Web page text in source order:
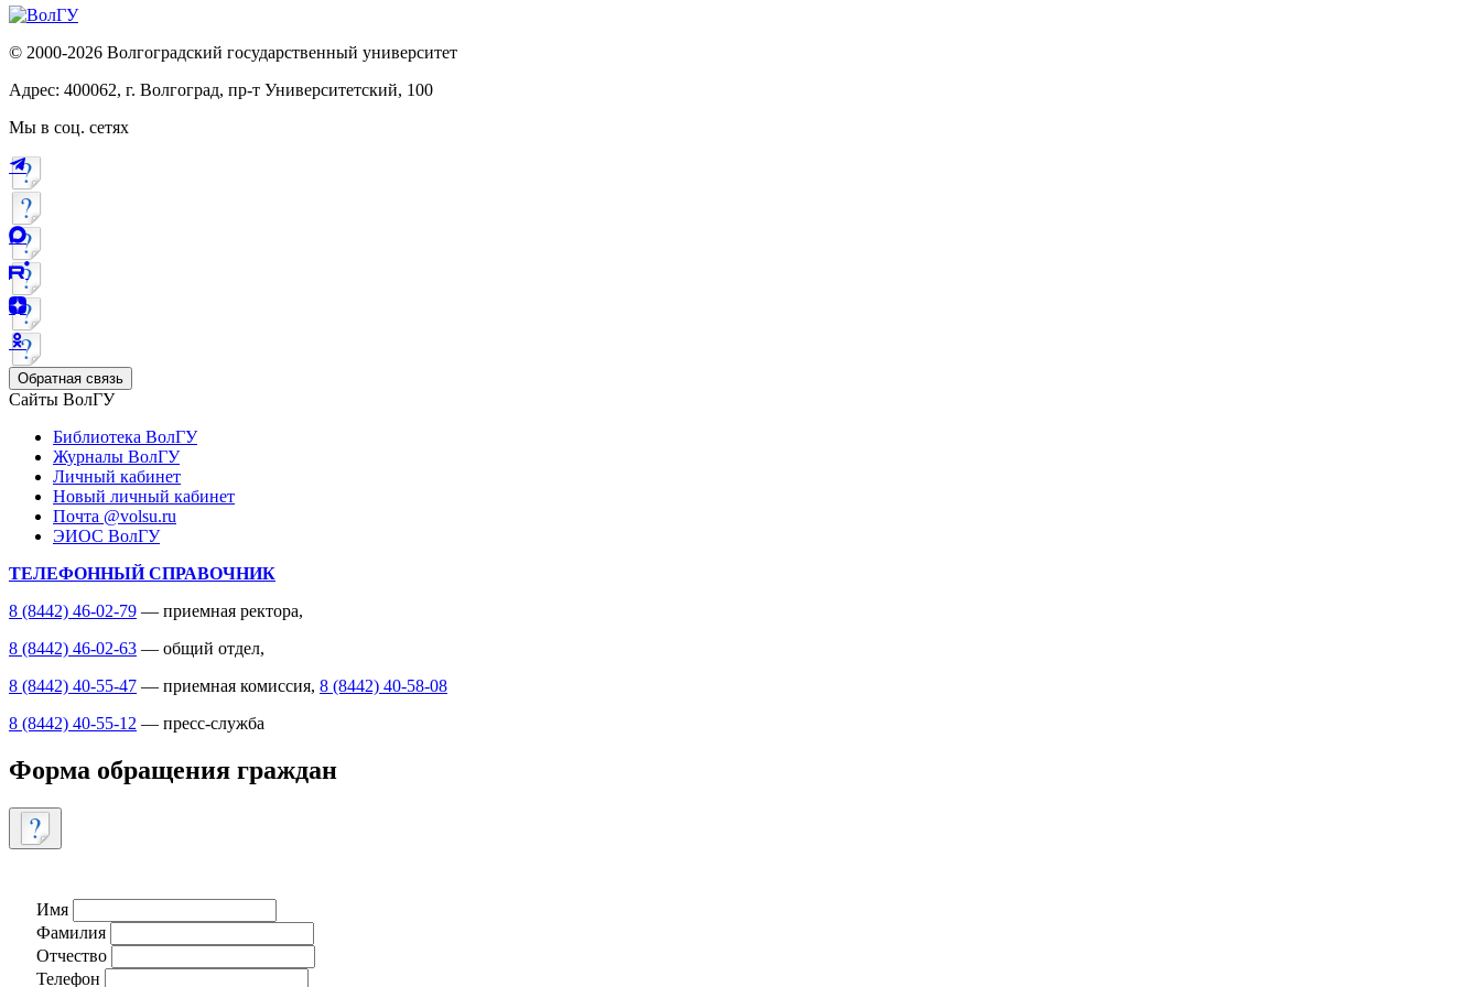
© 2000-2026 Волгоградский государственный университет
Адрес: 400062, г. Волгоград, пр-т Университетский, 100
Мы в соц. сетях
Обратная связь
Сайты ВолГУ
Библиотека ВолГУ
Журналы ВолГУ
Личный кабинет
Новый личный кабинет
Почта @volsu.ru
ЭИОС ВолГУ
ТЕЛЕФОННЫЙ СПРАВОЧНИК
8 (8442) 46-02-79 — приемная ректора,
8 (8442) 46-02-63 — общий отдел,
8 (8442) 40-55-47 — приемная комиссия, 8 (8442) 40-58-08
8 (8442) 40-55-12 — пресс-служба
Форма обращения граждан
Имя
Фамилия
Отчество
Телефон